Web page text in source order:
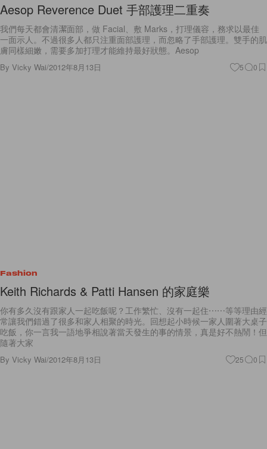
Aesop Reverence Duet 手部護理二重奏
我們每天都會清潔面部，做 Facial、敷 Marks，打理儀容，務求以最佳
一面示人。不過很多人都只注重面部護理，而忽略了手部護理。雙手的肌
膚同樣細嫩，需要多加打理才能維持最好狀態。Aesop
By Vicky Wai/2012年8月13日 5 0
Fashion
Keith Richards & Patti Hansen 的家庭樂
你有多久沒有跟家人一起吃飯呢？工作繁忙、沒有一起住⋯⋯等等理由經
常讓我們錯過了很多和家人相聚的時光。回想起小時候一家人圍著大桌子
吃飯，你一言我一語地爭相說著當天發生的事的情景，真是好不熱鬧！但
隨著大家
By Vicky Wai/2012年8月13日 25 0